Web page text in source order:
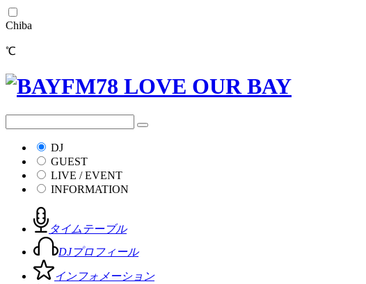
Chiba
℃
DJ
GUEST
LIVE / EVENT
INFORMATION
タイムテーブル
DJプロフィール
インフォメーション